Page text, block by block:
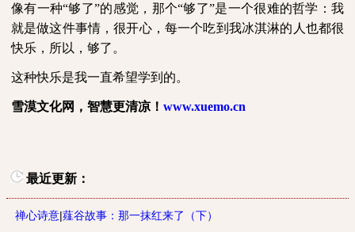
像有一种“够了”的感觉，那个“够了”是一个很难的哲学：我
就是做这件事情，很开心，每一个吃到我冰淇淋的人也都很
快乐，所以，够了。
这种快乐是我一直希望学到的。
雪漠文化网，智慧更清凉！ www.xuemo.cn
最近更新：
禅心诗意|薤谷故事：那一抹红来了（下）